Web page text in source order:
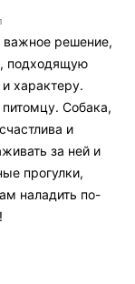
решение,
подходящую
характеру.
Собака,
и
за ней и
прогулки,
наладить по-